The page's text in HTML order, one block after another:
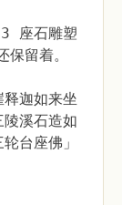
座石雕塑
留着。
迦如来坐
溪石造如
台座佛」